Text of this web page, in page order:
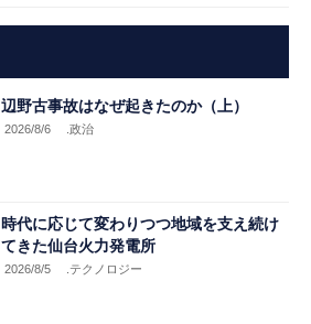
辺野古事故はなぜ起きたのか（上）
2026/8/6 .政治
時代に応じて変わりつつ地域を支え続け
てきた仙台火力発電所
2026/8/5 .テクノロジー